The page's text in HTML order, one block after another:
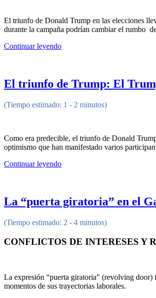
El triunfo de Donald Trump en las elecciones
durante la campaña podrían cambiar el rumbo
Continuar leyendo
El triunfo de Trump: El
(Tiempo estimado: 1 - 2 minutos)
Como era predecible, el triunfo de Donald
optimismo que han manifestado varios
Continuar leyendo
La “puerta giratoria” en el
(Tiempo estimado: 2 - 4 minutos)
CONFLICTOS DE INTERESES Y
La expresión “puerta giratoria” (revolving door)
momentos de sus trayectorias laborales.